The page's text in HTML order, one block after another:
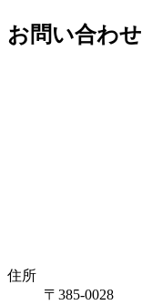
お問い合わせ
住所
〒385-0028